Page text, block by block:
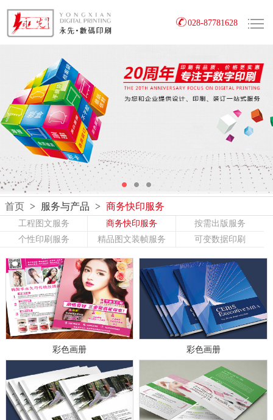
028-87781628
首页 > 服务与产品 > 商务快印服务
工程图文服务 商务快印服务
按需出版服务
个性印刷服务
精品图文装帧服务 可变数据印刷
彩色画册 彩色画册